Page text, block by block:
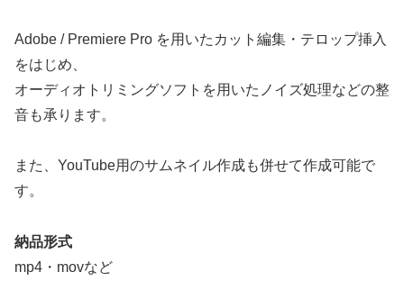
Adobe / Premiere Pro を用いたカット編集・テロップ挿入
をはじめ、
オーディオトリミングソフトを用いたノイズ処理などの整
音も承ります。
また、YouTube用のサムネイル作成も併せて作成可能で
す。
納品形式
mp4・movなど